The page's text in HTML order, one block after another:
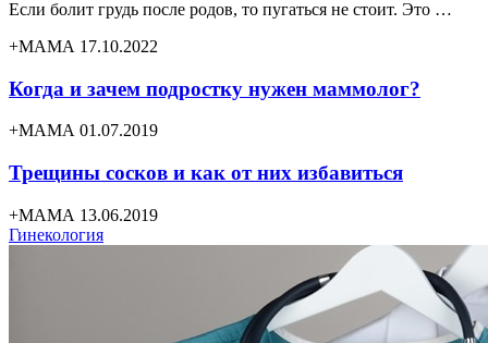
Если болит грудь после родов, то пугаться не стоит. Это …
+МАМА 17.10.2022
Когда и зачем подростку нужен маммолог?
+МАМА 01.07.2019
Трещины сосков и как от них избавиться
+МАМА 13.06.2019
Гинекология